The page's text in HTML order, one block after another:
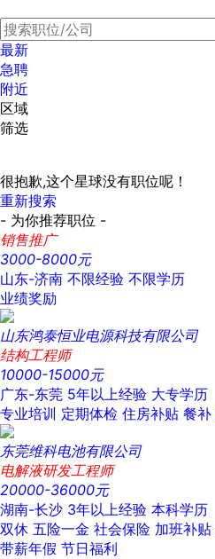
最新
急聘
附近
区域
筛选
很抱歉,这个星球没有职位呢！
重新搜索
- 为你推荐职位 -
销售推广
3000-8000元
山东-济南 不限经验 不限学历
业绩奖励
山东鸿泰恒业电源科技有限公司
结构工程师
10000-15000元
广东-东莞 5年以上经验 大专学历
专业培训 定期体检 住房补贴 餐补
东莞维科电池有限公司
电解液研发工程师
20000-36000元
湖南-长沙 3年以上经验 本科学历
双休 五险一金 社会保险 加班补贴
带薪年假 节日福利